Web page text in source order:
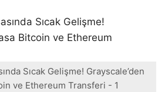
Sıcak Gelişme! Grayscale’den
ve Ethereum Transferi - 1